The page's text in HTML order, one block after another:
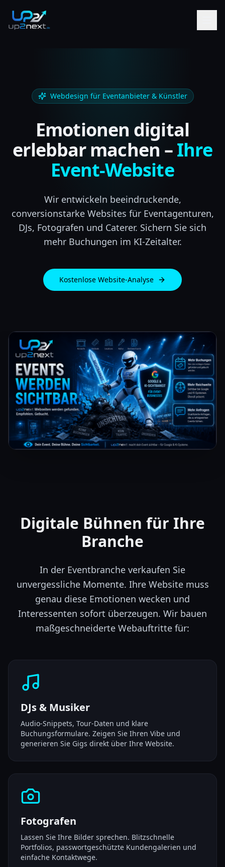
Webdesign für Eventanbieter & Künstler
Emotionen digital
erlebbar machen –Ihre
Event-Website
Wir entwickeln beeindruckende,
conversionstarke Websites für Eventagenturen,
DJs, Fotografen und Caterer. Sichern Sie sich
mehr Buchungen im KI-Zeitalter.
Kostenlose Website-Analyse
Digitale Bühnen für Ihre
Branche
In der Eventbranche verkaufen Sie
unvergessliche Momente. Ihre Website muss
genau diese Emotionen wecken und
Interessenten sofort überzeugen. Wir bauen
maßgeschneiderte Webauftritte für:
DJs & Musiker
Audio-Snippets, Tour-Daten und klare
Buchungsformulare. Zeigen Sie Ihren Vibe und
generieren Sie Gigs direkt über Ihre Website.
Fotografen
Lassen Sie Ihre Bilder sprechen. Blitzschnelle
Portfolios, passwortgeschützte Kundengalerien und
einfache Kontaktwege.